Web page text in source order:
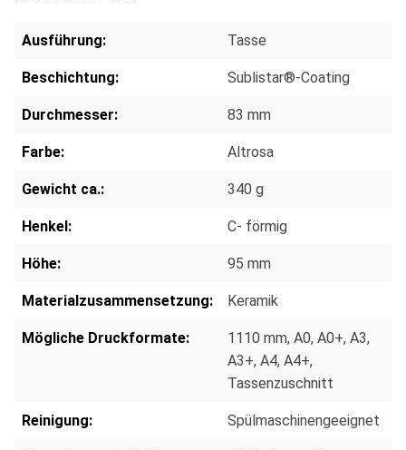
Ausführung: Tasse
Beschichtung: Sublistar®-Coating
Durchmesser: 83 mm
Farbe: Altrosa
Gewicht ca.: 340 g
Henkel: C- förmig
Höhe: 95 mm
Materialzusammensetzung: Keramik
Mögliche Druckformate: 1110 mm, A0, A0+, A3,
A3+, A4, A4+,
Tassenzuschnitt
Reinigung: Spülmaschinengeeignet